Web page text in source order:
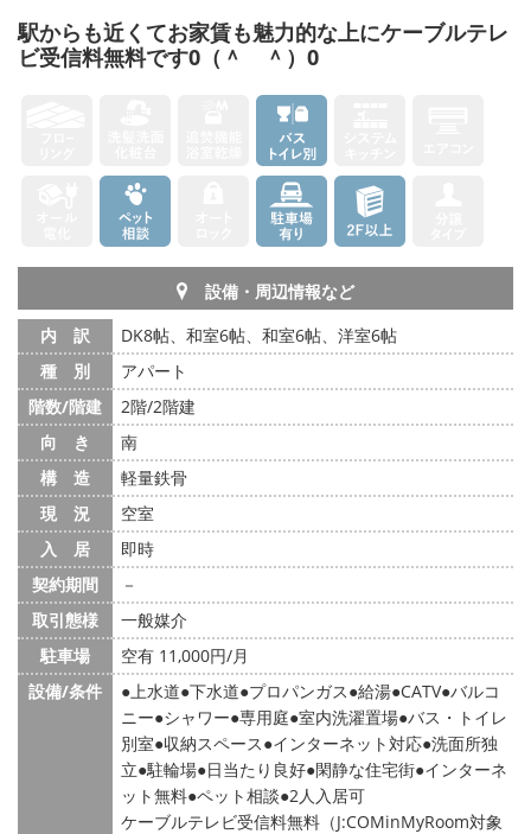
駅からも近くてお家賃も魅力的な上にケーブルテレ
ビ受信料無料です0（＾ ＾）0
設備・周辺情報など
内 訳
DK8帖、和室6帖、和室6帖、洋室6帖
種 別
アパート
階数/階建
2階/2階建
向 き
南
構 造
軽量鉄骨
現 況
空室
入 居
即時
契約期間
－
取引態様
一般媒介
駐車場
空有 11,000円/月
設備/条件
上水道 下水道 プロパンガス 給湯 CATV バルコ
ニー シャワー 専用庭 室内洗濯置場 バス・トイレ
別室 収納スペース インターネット対応 洗面所独
立 駐輪場 日当たり良好 閑静な住宅街 インターネ
ット無料 ペット相談 2人入居可
ケーブルテレビ受信料無料（J:COMinMyRoom対象